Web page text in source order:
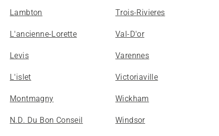
Lambton
L'ancienne-Lorette
Levis
L'islet
Montmagny
N.D. Du Bon Conseil
Trois-Rivieres
Val-D'or
Varennes
Victoriaville
Wickham
Windsor